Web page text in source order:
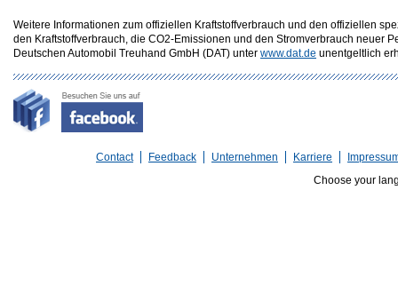
Weitere Informationen zum offiziellen Kraftstoffverbrauch und den offiziellen
den Kraftstoffverbrauch, die CO2-Emissionen und den Stromverbrauch neuer
Deutschen Automobil Treuhand GmbH (DAT) unter www.dat.de unentgeltlich
Contact Feedback Unternehmen Karriere
Choose your